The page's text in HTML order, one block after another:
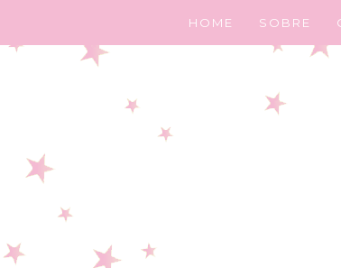
HOME SOBRE